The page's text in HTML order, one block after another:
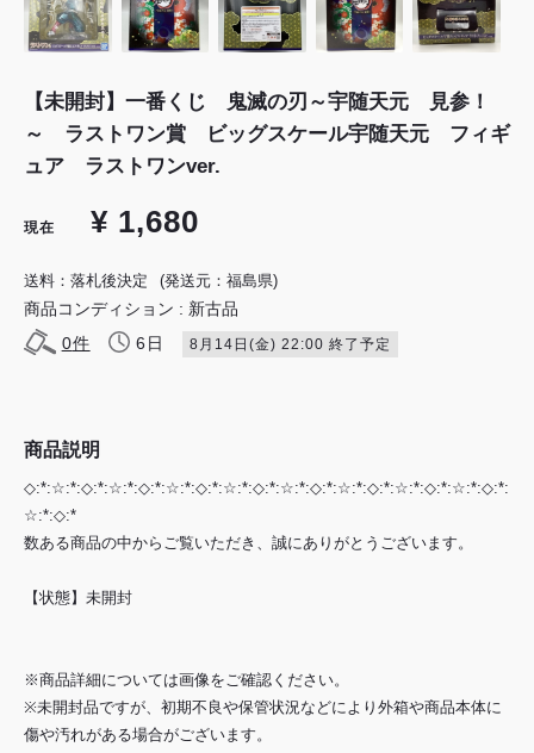
【未開封】一番くじ 鬼滅の刃～宇随天元 見参！
～ ラストワン賞 ビッグスケール宇随天元 フィギ
ュア ラストワンver.
現在 ¥ 1,680
送料：落札後決定 (発送元：福島県)
商品コンディション : 新古品
0件 6日 8月14日(金) 22:00 終了予定
商品説明
◇:*:☆:*:◇:*:☆:*:◇:*:☆:*:◇:*:☆:*:◇:*:☆:*:◇:*:☆:*:◇:*:☆:*:◇:*:☆:*:◇:*:
☆:*:◇:*
数ある商品の中からご覧いただき、誠にありがとうございます。
【状態】未開封
※商品詳細については画像をご確認ください。
※未開封品ですが、初期不良や保管状況などにより外箱や商品本体に
傷や汚れがある場合がございます。